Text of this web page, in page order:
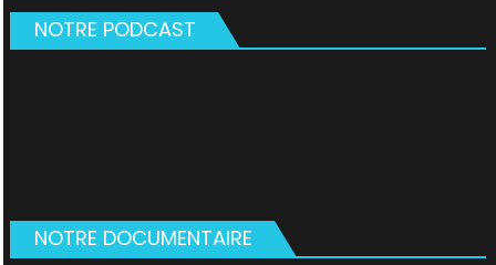
NOTRE PODCAST
NOTRE DOCUMENTAIRE